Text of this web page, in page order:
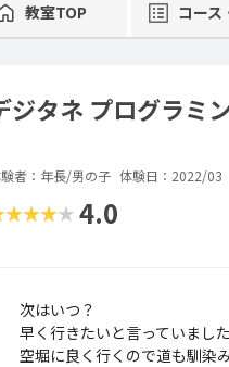
教室TOP コース
ジタネ プログラミ
者：年長/男の子 体験日：2022/03
4.0
次はいつ？
早く行きたいと言っていました
空堀に良く行くので道も馴染